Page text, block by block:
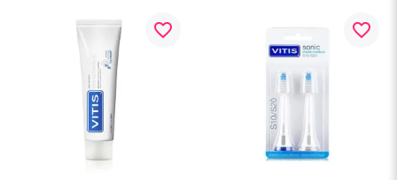
favorite_border favorite_border